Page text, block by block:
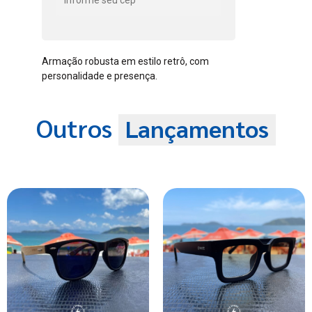
Armação robusta em estilo retrô, com
personalidade e presença.
Outros Lançamentos